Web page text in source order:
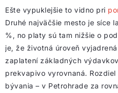
Ešte vypuklejšie to vidno pri
Druhé najväčšie mesto je síce
%, no platy sú tam nižšie o
je, že životná úroveň
zaplatení základných
prekvapivo vyrovnaná.
bývania – v Petrohrade za